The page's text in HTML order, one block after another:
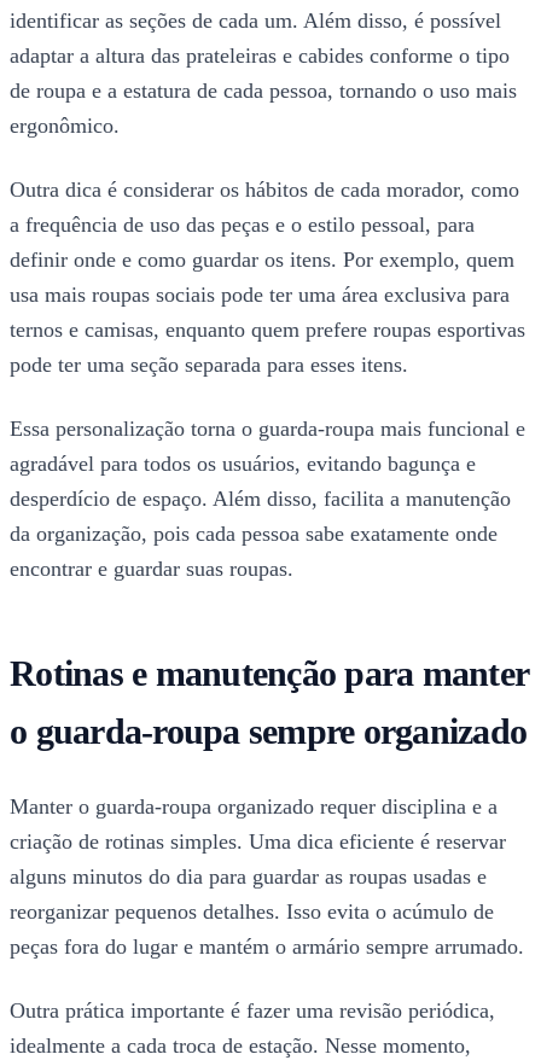
identificar as seções de cada um. Além disso, é possível
adaptar a altura das prateleiras e cabides conforme o tipo
de roupa e a estatura de cada pessoa, tornando o uso mais
ergonômico.
Outra dica é considerar os hábitos de cada morador, como
a frequência de uso das peças e o estilo pessoal, para
definir onde e como guardar os itens. Por exemplo, quem
usa mais roupas sociais pode ter uma área exclusiva para
ternos e camisas, enquanto quem prefere roupas esportivas
pode ter uma seção separada para esses itens.
Essa personalização torna o guarda-roupa mais funcional e
agradável para todos os usuários, evitando bagunça e
desperdício de espaço. Além disso, facilita a manutenção
da organização, pois cada pessoa sabe exatamente onde
encontrar e guardar suas roupas.
Rotinas e manutenção para manter
o guarda-roupa sempre organizado
Manter o guarda-roupa organizado requer disciplina e a
criação de rotinas simples. Uma dica eficiente é reservar
alguns minutos do dia para guardar as roupas usadas e
reorganizar pequenos detalhes. Isso evita o acúmulo de
peças fora do lugar e mantém o armário sempre arrumado.
Outra prática importante é fazer uma revisão periódica,
idealmente a cada troca de estação. Nesse momento,